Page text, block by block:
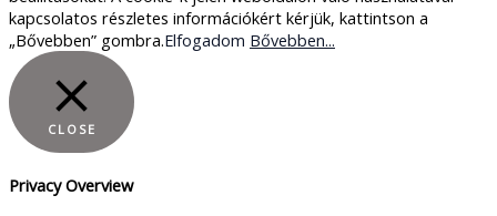
kapcsolatos részletes információkért kérjük, kattintson a
„Bővebben” gombra.Elfogadom Bővebben...
CLOSE
Privacy Overview